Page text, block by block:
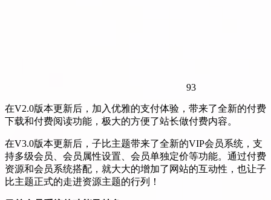
93
在V2.0版本更新后，加入优雅的支付体验，带来了全新的付费
下载和付费阅读功能，极大的方便了站长做付费内容。
在V3.0版本更新后，子比主题带来了全新的VIP会员系统，支
持多级会员、会员属性设置、会员单独定价等功能。通过付费
资源和会员系统搭配，就大大的增加了网站的互动性，也让子
比主题正式的走进资源主题的行列！